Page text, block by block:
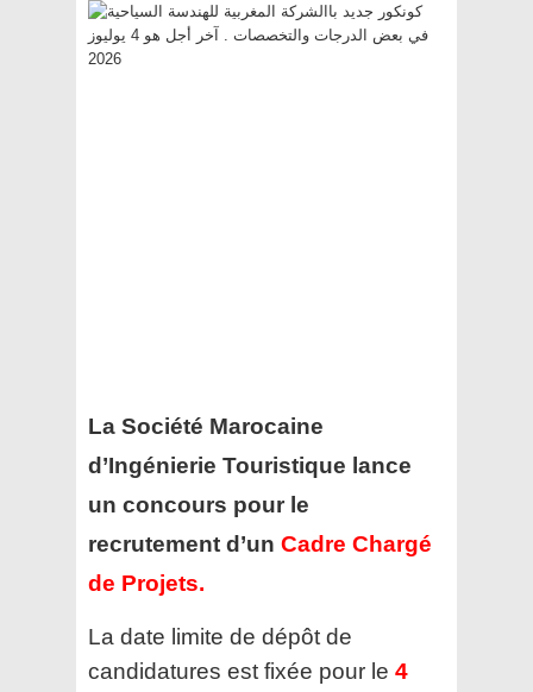
La Société Marocaine
d’Ingénierie Touristique lance
un concours pour le
recrutement d’un Cadre Chargé
de Projets.
La date limite de dépôt de
candidatures est fixée pour le 4